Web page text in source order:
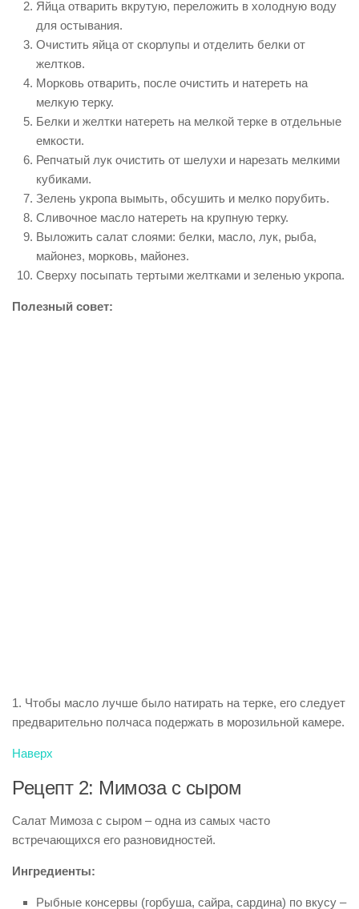
Яйца отварить вкрутую, переложить в холодную воду
для остывания.
Очистить яйца от скорлупы и отделить белки от
желтков.
Морковь отварить, после очистить и натереть на
мелкую терку.
Белки и желтки натереть на мелкой терке в отдельные
емкости.
Репчатый лук очистить от шелухи и нарезать мелкими
кубиками.
Зелень укропа вымыть, обсушить и мелко порубить.
Сливочное масло натереть на крупную терку.
Выложить салат слоями: белки, масло, лук, рыба,
майонез, морковь, майонез.
Сверху посыпать тертыми желтками и зеленью укропа.
Полезный совет:
1. Чтобы масло лучше было натирать на терке, его следует
предварительно полчаса подержать в морозильной камере.
Наверх
Рецепт 2: Мимоза с сыром
Салат Мимоза с сыром – одна из самых часто
встречающихся его разновидностей.
Ингредиенты:
Рыбные консервы (горбуша, сайра, сардина) по вкусу –